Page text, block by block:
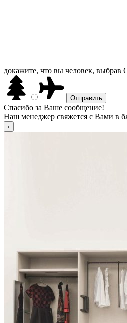
докажите, что вы человек, выбрав
Спасибо за Ваше сообщение!
Наш менеджер свяжется с Вами в